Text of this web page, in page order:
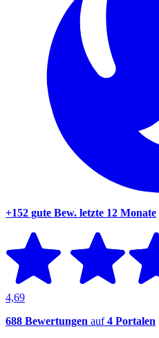
+152 gute Bew. letzte 12 Monate
4,69
688 Bewertungen auf4 Portalen